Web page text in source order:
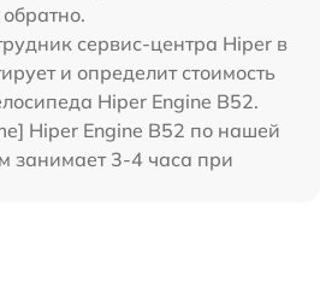
сервис-центра Hiper в
и определит стоимость
Hiper Engine B52.
Hiper Engine B52 по нашей
занимает 3-4 часа при